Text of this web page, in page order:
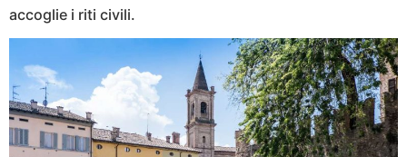
accoglie i riti civili.